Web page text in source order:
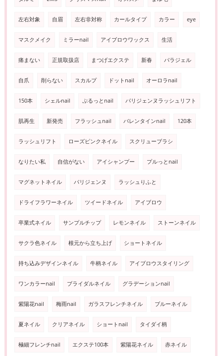
左右対象 自眉 左右非対称 カールタイプ カラー eye
マスクメイク ミラーnail アイブロウワックス 生活
痛まない 正規取扱店 まつげエクステ 新春 パラジェル
自爪 削らない スカルプ ドットnail オーロラnail
150本 シェルnail ぷるっとnail パリジェンヌラッシュリフト
肌再生 新発売 フラッシュnail バレンタインnail 120本
ラッシュリフト ローズピンクネイル スクリューブラシ
なりたい私 自信がない アイシャンプー プルっとnail
マグネットネイル パリジェンヌ ラッシュりふと
ドライフラワーネイル ツイードネイル アイブロウ
卒業式ネイル サンプルチップ レモンネイル ストーンネイル
サクラ色ネイル 根元から立ち上げ ショートネイル
持ち込みデザインネイル 牛柄ネイル アイブロウスタイリング
ワンカラーnail ブライダルネイル グラデーションnail
紫陽花nail 梅雨nail ガラスフレンチネイル ブルーネイル
夏ネイル クリアネイル ショートnail タイダイ柄
極細フレンチnail エクステ100本 紫陽花ネイル 赤ネイル